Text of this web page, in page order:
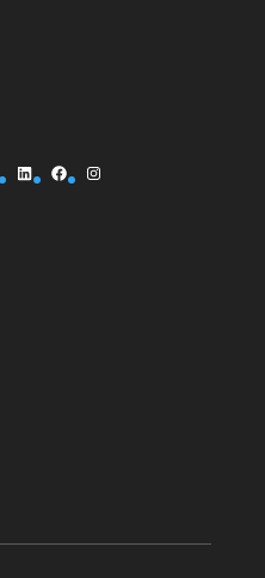
LinkedInFacebookInstagram